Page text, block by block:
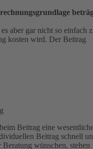
aber gar nicht so einfach
kosten wird. Der Beitrag
Beitrag eine
Beitrag schnell
wünschen, stehen